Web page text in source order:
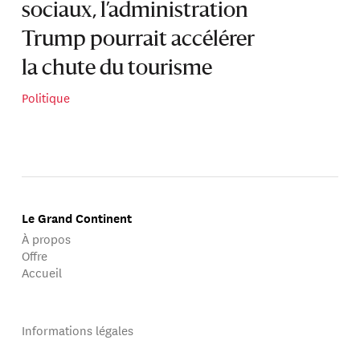
sociaux, l’administration
Trump pourrait accélérer
la chute du tourisme
Politique
Le Grand Continent
À propos
Offre
Accueil
Informations légales